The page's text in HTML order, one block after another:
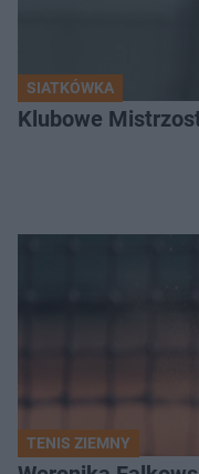
SIATKÓWKA
Klubowe
TENIS ZIEMNY